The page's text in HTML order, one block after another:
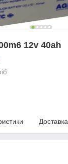
12v 40ah
Доставка